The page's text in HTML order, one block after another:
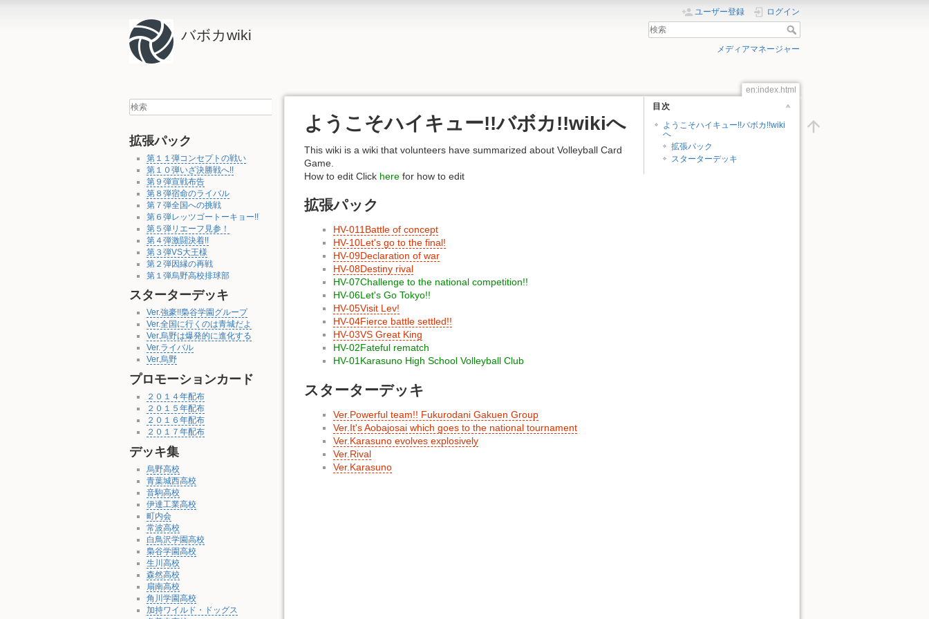
バボカwiki
ユーザー登録 ログイン
メディアマネージャー
拡張パック
第１１弾コンセプトの戦い
第１０弾いざ決勝戦へ!!
第９弾宣戦布告
第８弾宿命のライバル
第７弾全国への挑戦
第６弾レッツゴートーキョー!!
第５弾リエーフ見参！
第４弾激闘決着!!
第３弾VS大王様
第２弾因縁の再戦
第１弾烏野高校排球部
スターターデッキ
Ver.強豪!!梟谷学園グループ
Ver.全国に行くのは青城だよ
Ver.烏野は爆発的に進化する
Ver.ライバル
Ver.烏野
プロモーションカード
２０１４年配布
２０１５年配布
２０１６年配布
２０１７年配布
デッキ集
烏野高校
青葉城西高校
音駒高校
伊達工業高校
町内会
常波高校
白鳥沢学園高校
梟谷学園高校
生川高校
森然高校
扇南高校
角川学園高校
加持ワイルド・ドッグス
en:index.html
目次
ようこそハイキュー!!バボカ!!wiki
へ
拡張パック
スターターデッキ
ようこそハイキュー!!バボカ!!wikiへ
This wiki is a wiki that volunteers have summarized about Volleyball Card
Game.
How to edit Click here for how to edit
拡張パック
HV-011Battle of concept
HV-10Let's go to the final!
HV-09Declaration of war
HV-08Destiny rival
HV-07Challenge to the national competition!!
HV-06Let's Go Tokyo!!
HV-05Visit Lev!
HV-04Fierce battle settled!!
HV-03VS Great King
HV-02Fateful rematch
HV-01Karasuno High School Volleyball Club
スターターデッキ
Ver.Powerful team!! Fukurodani Gakuen Group
Ver.It's Aobajosai which goes to the national tournament
Ver.Karasuno evolves explosively
Ver.Rival
Ver.Karasuno